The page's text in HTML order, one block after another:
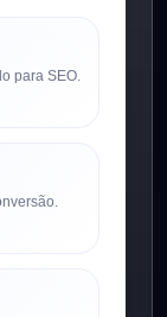
para SEO.